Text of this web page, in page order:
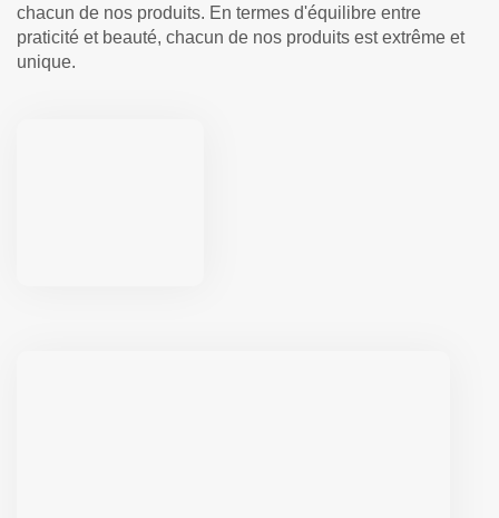
chacun de nos produits. En termes d'équilibre entre
praticité et beauté, chacun de nos produits est extrême et
unique.